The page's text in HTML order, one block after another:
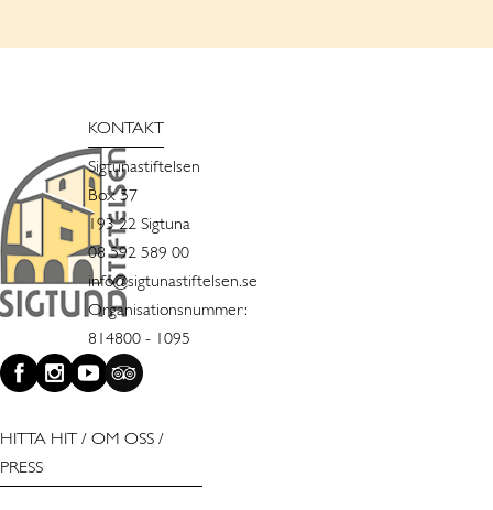
KONTAKT
Sigtunastiftelsen
Box 57
193 22 Sigtuna
08 592 589 00
info@sigtunastiftelsen.se
Organisationsnummer:
814800 - 1095
HITTA HIT / OM OSS /
PRESS